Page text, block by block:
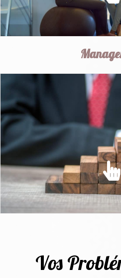
Conseiller les managers et
sens et mobiliser
EN SAVOIR
Vos